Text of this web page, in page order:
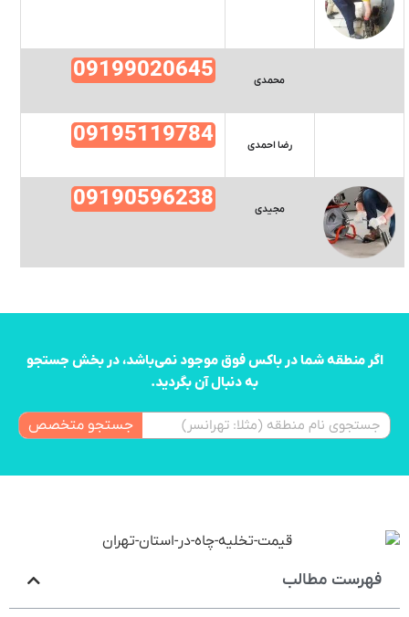
محمدی 09199020645
رضا احمدی 09195119784
مجیدی 09190596238
اگر منطقه شما در باکس فوق موجود نمی‌باشد، در بخش جستجو
به دنبال آن بگردید.
جستجو متخصص
فهرست مطالب